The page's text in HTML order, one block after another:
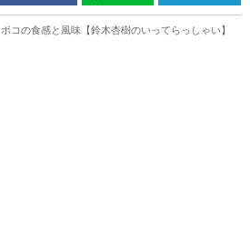
コの食感と風味【鈴木杏樹のいってらっしゃい】